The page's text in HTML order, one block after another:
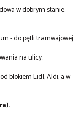
w dobrym stanie.
- do pętli tramwajowej
na ulicy.
blokiem Lidl, Aldi, a w